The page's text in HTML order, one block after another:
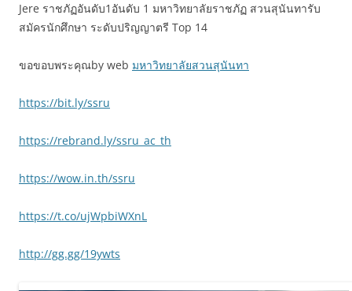
Jere ราชภัฏอันดับ1อันดับ 1 มหาวิทยาลัยราชภัฏ สวนสุนันทารับ
สมัครนักศึกษา ระดับปริญญาตรี Top 14
ขอขอบพระคุณby web มหาวิทยาลัยสวนสุนันทา
https://bit.ly/ssru
https://rebrand.ly/ssru_ac_th
https://wow.in.th/ssru
https://t.co/ujWpbiWXnL
http://gg.gg/19ywts